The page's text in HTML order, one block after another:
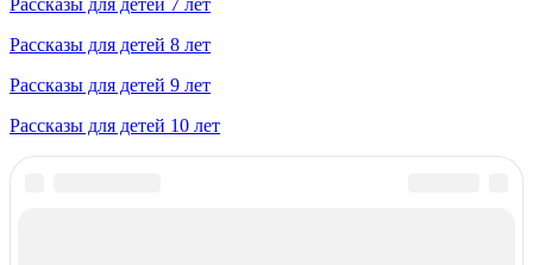
Рассказы для детей 7 лет
Рассказы для детей 8 лет
Рассказы для детей 9 лет
Рассказы для детей 10 лет